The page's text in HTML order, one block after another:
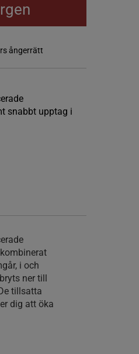
ångerrätt
snabbt upptag i
i och
ner till
tillsatta
dig att öka